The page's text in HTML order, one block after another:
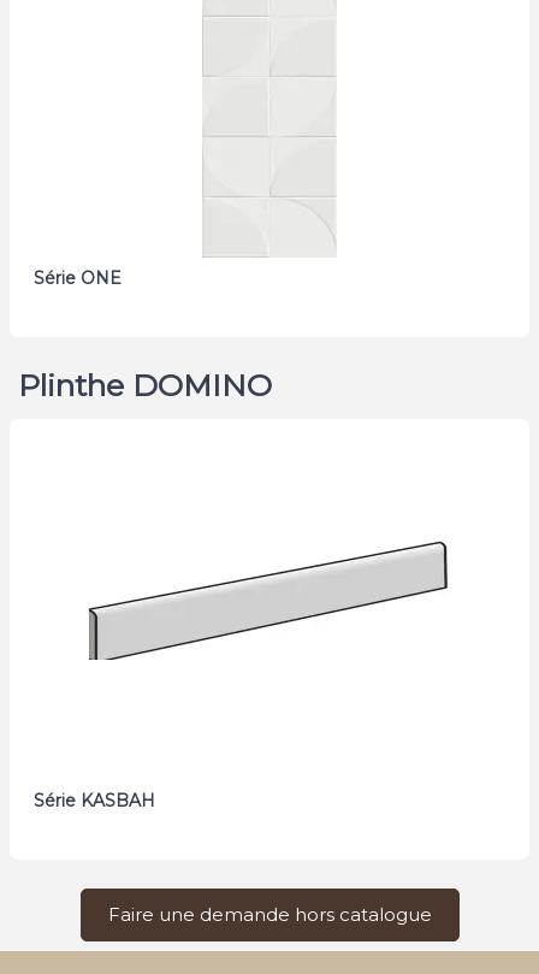
Série ONE
Plinthe DOMINO
Série KASBAH
Faire une demande hors catalogue